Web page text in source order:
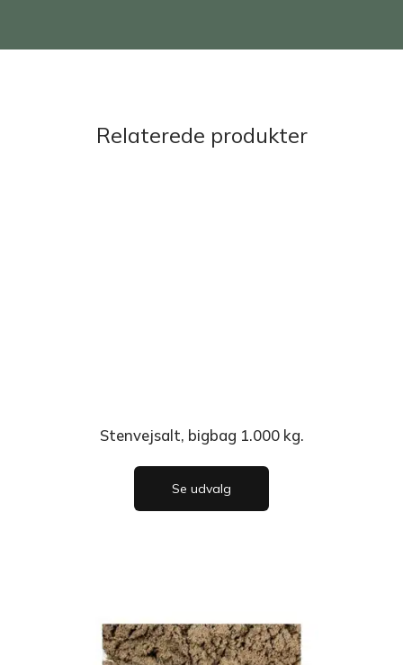
Relaterede produkter
Stenvejsalt, bigbag 1.000 kg.
Se udvalg